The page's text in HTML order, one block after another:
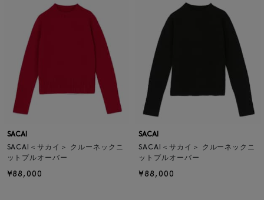
SACAI
SACAI＜サカイ＞ クルーネックニ
ットプルオーバー
¥88,000
SACAI
SACAI＜サカイ＞ クルーネックニ
ットプルオーバー
¥88,000